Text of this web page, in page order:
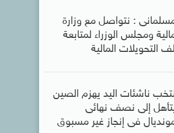
: نتواصل مع وزارة
ومجلس الوزراء لمتابعة
التحويلات المالية
ناشئات اليد يهزم الصين
إلى نصف نهائى
فى إنجاز غير مسبوق